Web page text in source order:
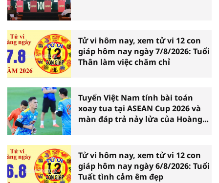
Tử vi hôm nay, xem tử vi 12 con
giáp hôm nay ngày 7/8/2026: Tuổi
Thân làm việc chăm chỉ
Tuyển Việt Nam tính bài toán
xoay tua tại ASEAN Cup 2026 và
màn đáp trả nảy lửa của Hoàng
Tử vi hôm nay, xem tử vi 12 con
giáp hôm nay ngày 6/8/2026: Tuổi
Tuất tình cảm êm đẹp